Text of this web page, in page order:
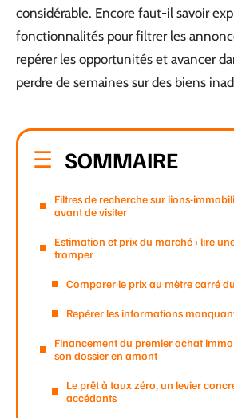
considérable. Encore faut-il savoir
fonctionnalités pour filtrer les
repérer les opportunités et avancer
perdre de semaines sur des biens
SOMMAIRE
Filtres de recherche sur lions-
avant de visiter
Estimation et prix du marché : lire
tromper
Comparer le prix au mètre carré
Repérer les informations
Financement du premier achat
son dossier en amont
Le prêt à taux zéro, un levier
accédants